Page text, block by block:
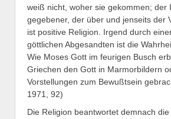
weiß nicht, woher sie gekommen; der
gegebener, der über und jenseits der
ist positive Religion. Irgend durch
göttlichen Abgesandten ist die
Wie Moses Gott im feurigen Busch
Griechen den Gott in Marmorbildern
Vorstellungen zum Bewußtsein
1971, 92)
Die Religion beantwortet demnach